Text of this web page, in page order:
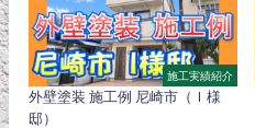
施工実績紹介
外壁塗装 施工例 尼崎市（Ｉ様
邸）